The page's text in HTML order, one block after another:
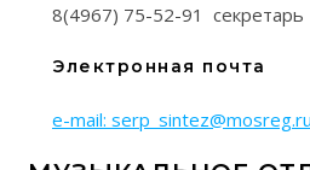
8(4967) 75-52-91 секретарь
Электронная почта
e-mail: serp_sintez@mosreg.ru